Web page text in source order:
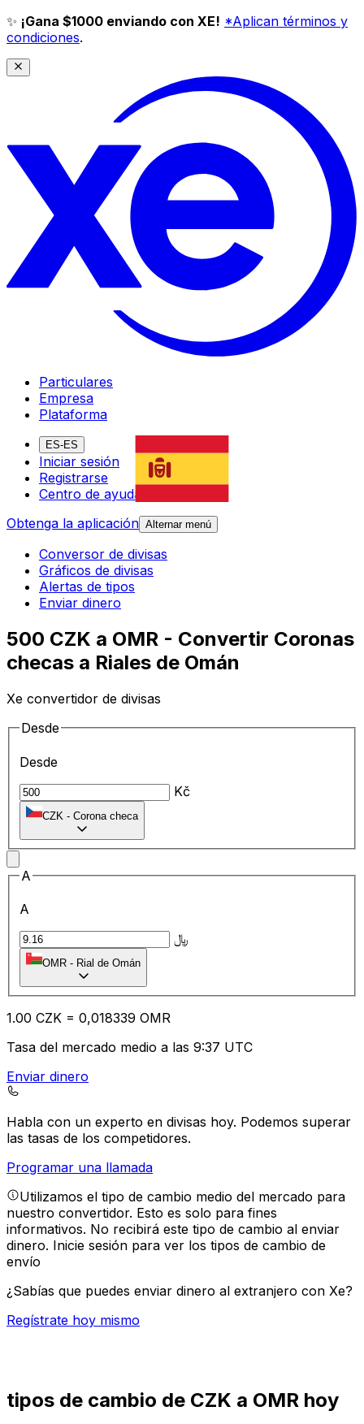
✨ ¡Gana $1000 enviando con XE! *Aplican términos y
condiciones.
Particulares
Empresa
Plataforma
ES-ES
Iniciar sesión
Registrarse
Centro de ayuda
Obtenga la aplicación Alternar menú
Conversor de divisas
Gráficos de divisas
Alertas de tipos
Enviar dinero
500 CZK a OMR - Convertir Coronas
checas a Riales de Omán
Xe convertidor de divisas
Desde
Desde
Kč
CZK - Corona checa
A
A
﷼
OMR - Rial de Omán
1.00 CZK = 0,018339 OMR
Tasa del mercado medio a las 9:37 UTC
Enviar dinero
Habla con un experto en divisas hoy. Podemos superar
las tasas de los competidores.
Programar una llamada
Utilizamos el tipo de cambio medio del mercado para
nuestro convertidor. Esto es solo para fines
informativos. No recibirá este tipo de cambio al enviar
dinero. Inicie sesión para ver los tipos de cambio de
envío
¿Sabías que puedes enviar dinero al extranjero con Xe?
Regístrate hoy mismo
tipos de cambio de CZK a OMR hoy